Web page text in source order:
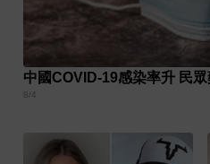
中國COVID-19感染率升 民
8/4